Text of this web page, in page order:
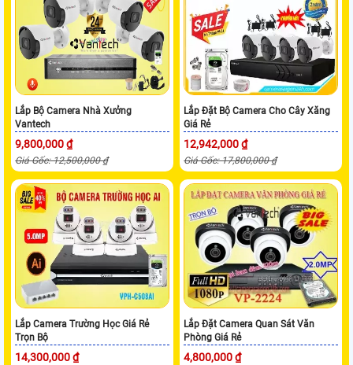
Lắp Bộ Camera Nhà Xưởng
Vantech
9,800,000 ₫
Giá Gốc: 12,500,000 ₫
Lắp Đặt Bộ Camera Cho Cây Xăng
Giá Rẻ
12,942,000 ₫
Giá Gốc: 17,800,000 ₫
Lắp Camera Trường Học Giá Rẻ
Trọn Bộ
14,300,000 ₫
Lắp Đặt Camera Quan Sát Văn
Phòng Giá Rẻ
4,800,000 ₫